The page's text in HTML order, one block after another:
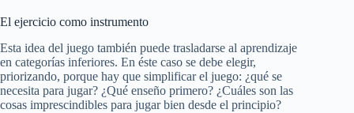
El ejercicio como instrumento
Esta idea del juego también puede trasladarse al aprendizaje
en categorías inferiores. En éste caso se debe elegir,
priorizando, porque hay que simplificar el juego: ¿qué se
necesita para jugar? ¿Qué enseño primero? ¿Cuáles son las
cosas imprescindibles para jugar bien desde el principio?